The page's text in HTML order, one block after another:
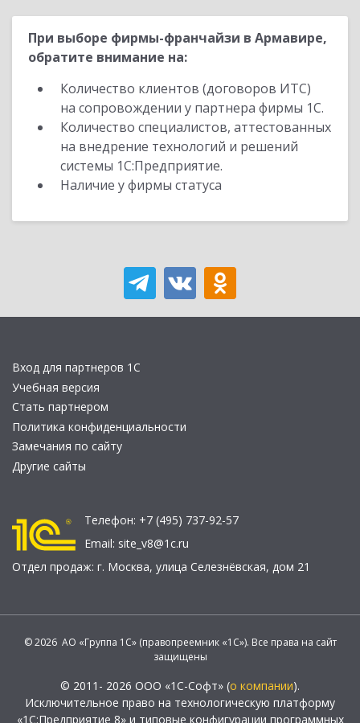
При выборе фирмы-франчайзи в Армавире,
обратите внимание на:
Количество клиентов (договоров ИТС)
на сопровождении у партнера фирмы 1С.
Количество специалистов, аттестованных
на внедрение технологий и решений
системы 1С:Предприятие.
Наличие у фирмы статуса
Вход для партнеров 1С
Учебная версия
Стать партнером
Политика конфиденциальности
Замечания по сайту
Другие сайты
Телефон: +7 (495) 737-92-57
Email: site_v8@1c.ru
Отдел продаж: г. Москва, улица Селезнёвская, дом 21
© 2026 АО «Группа 1С» (правопреемник «1С»). Все права на сайт
защищены
© 2011- 2026 ООО «1С-Софт» (о компании).
Исключительное право на технологическую платформу
«1С:Предприятие 8» и типовые конфигурации программных